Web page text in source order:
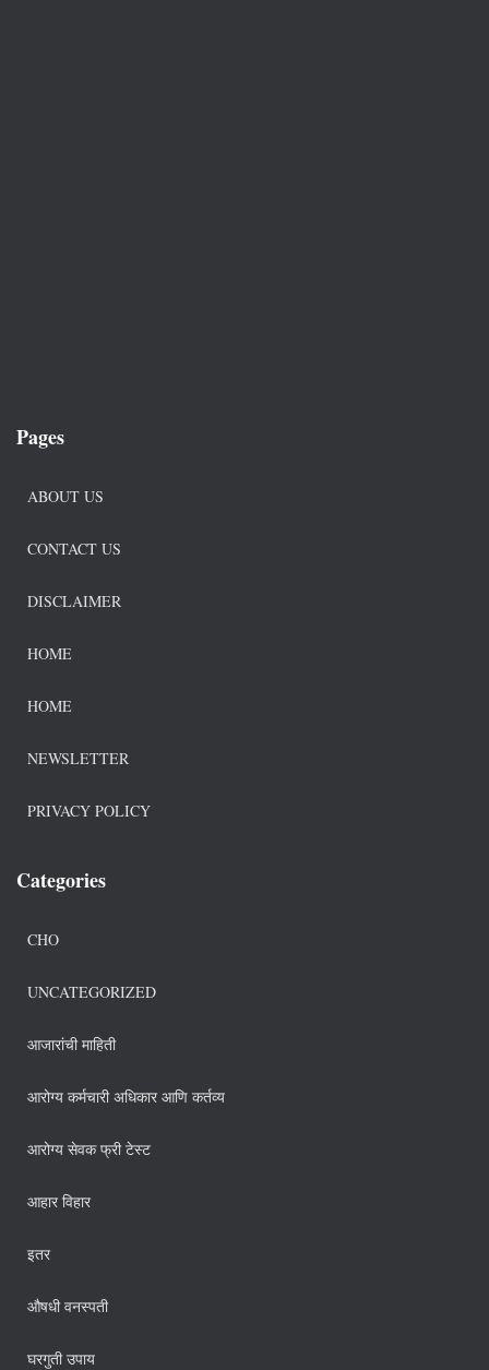
Pages
ABOUT US
CONTACT US
DISCLAIMER
HOME
HOME
NEWSLETTER
PRIVACY POLICY
Categories
CHO
UNCATEGORIZED
आजारांची माहिती
आरोग्य कर्मचारी अधिकार आणि कर्तव्य
आरोग्य सेवक फ्री टेस्ट
आहार विहार
इतर
औषधी वनस्पती
घरगुती उपाय